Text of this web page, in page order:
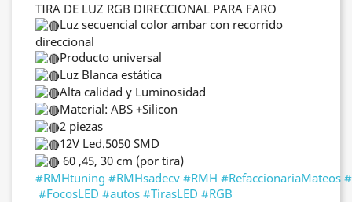
TIRA DE LUZ RGB DIRECCIONAL PARA FARO
Luz secuencial color ambar con recorrido
direccional
Producto universal
Luz Blanca estática
Alta calidad y Luminosidad
Material: ABS +Silicon
2 piezas
12V Led.5050 SMD
60 ,45, 30 cm (por tira)
#RMHtuning #RMHsadecv #RMH #RefaccionariaMateos
#FocosLED #autos #TirasLED #RGB